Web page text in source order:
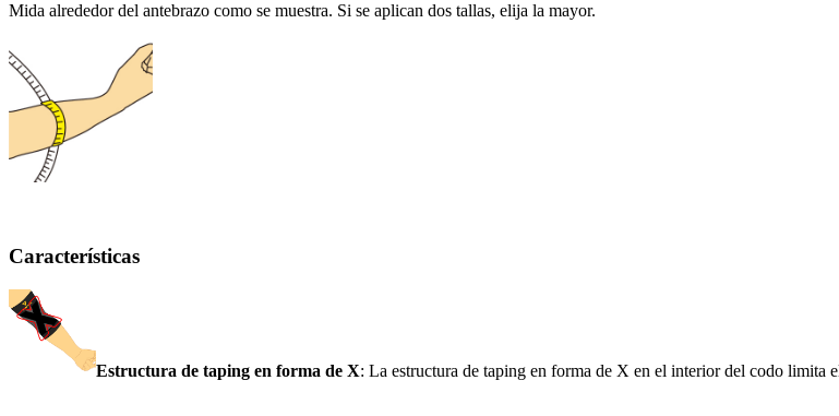
Mida alrededor del antebrazo como se muestra. Si se aplican dos tallas, elija la mayor.
Características
Estructura de taping en forma de X: La estructura de taping en forma de X en el interior del codo limita